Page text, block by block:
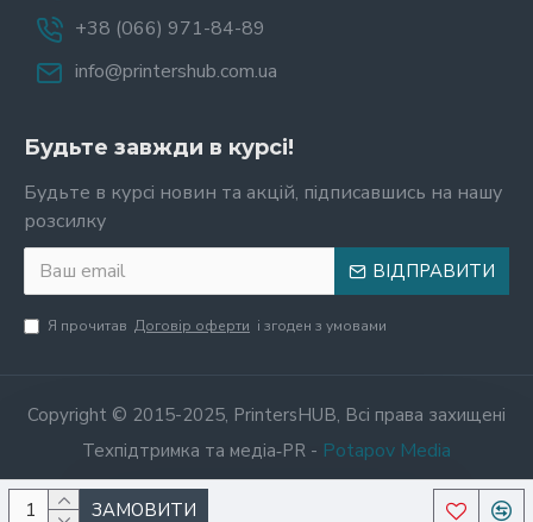
ЗАМОВИТИ
+38 (066) 971-84-89
info@printershub.com.ua
Будьте завжди в курсі!
Будьте в курсі новин та акцій, підписавшись на нашу
розсилку
ВІДПРАВИТИ
Я прочитав Договір оферти і згоден з умовами
Copyright © 2015-2025, PrintersHUB, Всі права захищені
Техпідтримка та медіа‑PR - Potapov Media